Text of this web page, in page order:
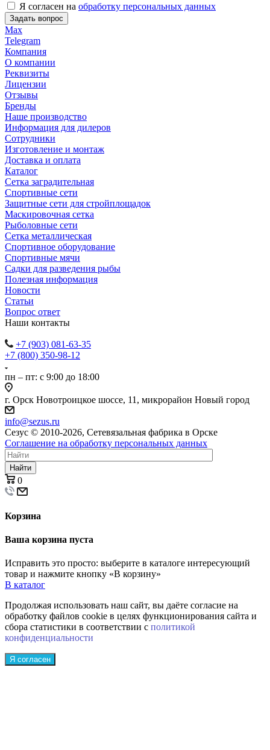
Я согласен на обработку персональных данных
Задать вопрос
Max
Telegram
Компания
О компании
Реквизиты
Лицензии
Отзывы
Бренды
Наше производство
Информация для дилеров
Сотрудники
Изготовление и монтаж
Доставка и оплата
Каталог
Сетка заградительная
Спортивные сети
Защитные сети для стройплощадок
Маскировочная сетка
Рыболовные сети
Сетка металлическая
Спортивное оборудование
Спортивные мячи
Садки для разведения рыбы
Полезная информация
Новости
Статьи
Вопрос ответ
Наши контакты
+7 (903) 081-63-35
+7 (800) 350-98-12
пн – пт: с 9:00 до 18:00
г. Орск Новотроицкое шоссе, 11, микрорайон Новый город
info@sezus.ru
Сезус © 2010-2026, Сетевязальная фабрика в Орске
Соглашение на обработку персональных данных
Найти
0
Корзина
Ваша корзина пуста
Исправить это просто: выберите в каталоге интересующий
товар и нажмите кнопку «В корзину»
В каталог
Продолжая использовать наш сайт, вы даёте согласие на
обработку файлов cookie в целях функционирования сайта и
сбора статистики в соответствии с политикой
конфиденциальности
Я согласен